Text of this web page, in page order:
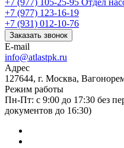
+7 (977) 105-25-95 Отдел
+7 (977) 123-16-19
+7 (931) 012-10-76
Заказать звонок
E-mail
info@atlastpk.ru
Адрес
127644, г. Москва,
Режим работы
Пн-Пт: с 9:00 до 17:30 без
документов до 16:30)